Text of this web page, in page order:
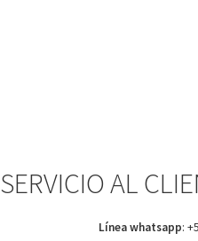
SERVICIO AL
Línea whatsapp: